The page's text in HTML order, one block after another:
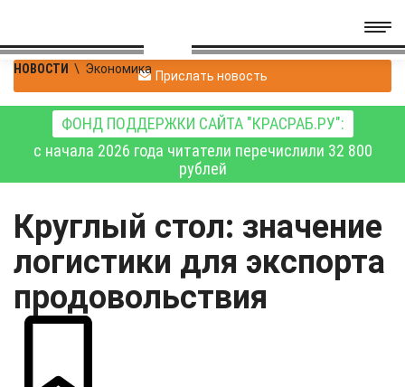
НОВОСТИ \ Экономика Прислать новость
ФОНД ПОДДЕРЖКИ САЙТА "КРАСРАБ.РУ":
с начала 2026 года читатели перечислили 32 800
рублей
Круглый стол: значение
логистики для экспорта
продовольствия